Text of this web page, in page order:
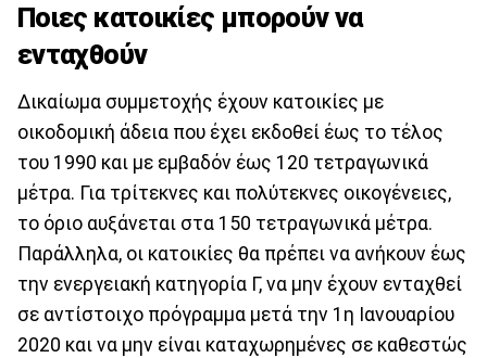
Ποιες κατοικίες μπορούν να
ενταχθούν
Δικαίωμα συμμετοχής έχουν κατοικίες με
οικοδομική άδεια που έχει εκδοθεί έως το τέλος
του 1990 και με εμβαδόν έως 120 τετραγωνικά
μέτρα. Για τρίτεκνες και πολύτεκνες οικογένειες,
το όριο αυξάνεται στα 150 τετραγωνικά μέτρα.
Παράλληλα, οι κατοικίες θα πρέπει να ανήκουν έως
την ενεργειακή κατηγορία Γ, να μην έχουν ενταχθεί
σε αντίστοιχο πρόγραμμα μετά την 1η Ιανουαρίου
2020 και να μην είναι καταχωρημένες σε καθεστώς